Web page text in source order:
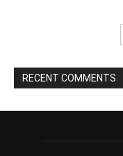
RECENT COMMENTS